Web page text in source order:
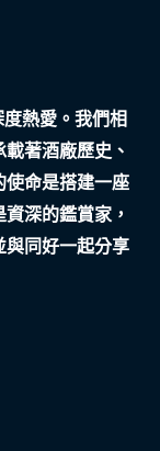
熱愛。我們相
著酒廠歷史、
使命是搭建一座
深的鑑賞家，
與同好一起分享